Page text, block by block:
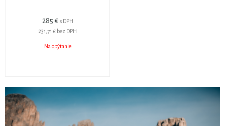
285 € s DPH
231,71 € bez DPH
Na opýtanie